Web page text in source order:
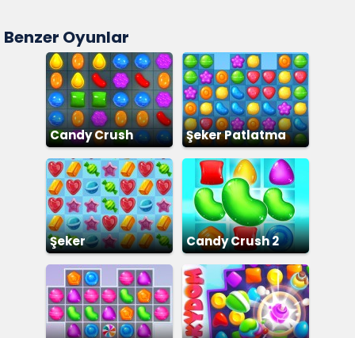
Benzer Oyunlar
Candy Crush Şeker Patlatma
Şeker Candy Crush 2